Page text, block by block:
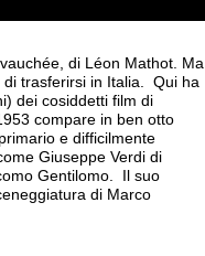
di Léon Mathot. Ma
trasferirsi in Italia. Qui ha
dei cosiddetti film di
compare in ben otto
e difficilmente
Giuseppe Verdi di
Gentilomo. Il suo
di Marco